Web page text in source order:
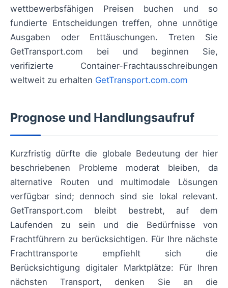
wettbewerbsfähigen Preisen buchen und so
fundierte Entscheidungen treffen, ohne unnötige
Ausgaben oder Enttäuschungen. Treten Sie
GetTransport.com bei und beginnen Sie,
verifizierte Container-Frachtausschreibungen
weltweit zu erhalten GetTransport.com.com
Prognose und Handlungsaufruf
Kurzfristig dürfte die globale Bedeutung der hier
beschriebenen Probleme moderat bleiben, da
alternative Routen und multimodale Lösungen
verfügbar sind; dennoch sind sie lokal relevant.
GetTransport.com bleibt bestrebt, auf dem
Laufenden zu sein und die Bedürfnisse von
Frachtführern zu berücksichtigen. Für Ihre nächste
Frachttransporte empfiehlt sich die
Berücksichtigung digitaler Marktplätze: Für Ihren
nächsten Transport, denken Sie an die